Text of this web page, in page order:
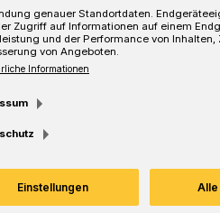
genauer Standortdaten.
Zugriff auf Informationen auf einem
und der Performance von
von Angeboten.
Informationen
Einstellungen